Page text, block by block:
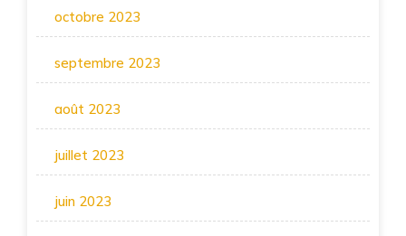
octobre 2023
septembre 2023
août 2023
juillet 2023
juin 2023